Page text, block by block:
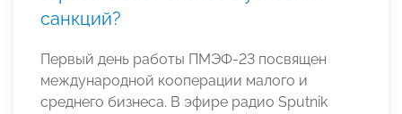
санкций?
Первый день работы ПМЭФ-23 посвящен
международной кооперации малого и
среднего бизнеса. В эфире радио Sputnik